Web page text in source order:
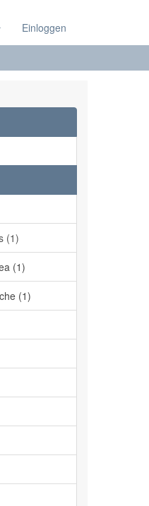
Einloggen
(1)
(1)
(1)